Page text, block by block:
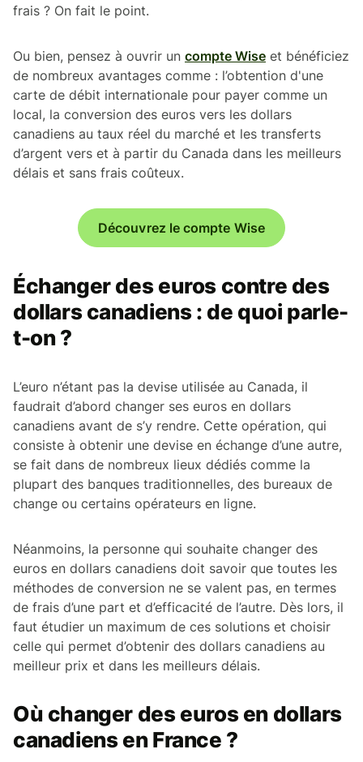
frais ? On fait le point.
Ou bien, pensez à ouvrir un compte Wise et bénéficiez
de nombreux avantages comme : l’obtention d'une
carte de débit internationale pour payer comme un
local, la conversion des euros vers les dollars
canadiens au taux réel du marché et les transferts
d’argent vers et à partir du Canada dans les meilleurs
délais et sans frais coûteux.
Découvrez le compte Wise
Échanger des euros contre des
dollars canadiens : de quoi parle-
t-on ?
L’euro n’étant pas la devise utilisée au Canada, il
faudrait d’abord changer ses euros en dollars
canadiens avant de s’y rendre. Cette opération, qui
consiste à obtenir une devise en échange d’une autre,
se fait dans de nombreux lieux dédiés comme la
plupart des banques traditionnelles, des bureaux de
change ou certains opérateurs en ligne.
Néanmoins, la personne qui souhaite changer des
euros en dollars canadiens doit savoir que toutes les
méthodes de conversion ne se valent pas, en termes
de frais d’une part et d’efficacité de l’autre. Dès lors, il
faut étudier un maximum de ces solutions et choisir
celle qui permet d’obtenir des dollars canadiens au
meilleur prix et dans les meilleurs délais.
Où changer des euros en dollars
canadiens en France ?